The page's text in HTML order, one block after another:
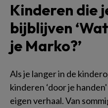
Kinderen die
bijblijven
je Marko?’
Als je langer in de
kinderen ‘door je
eigen verhaal. Van